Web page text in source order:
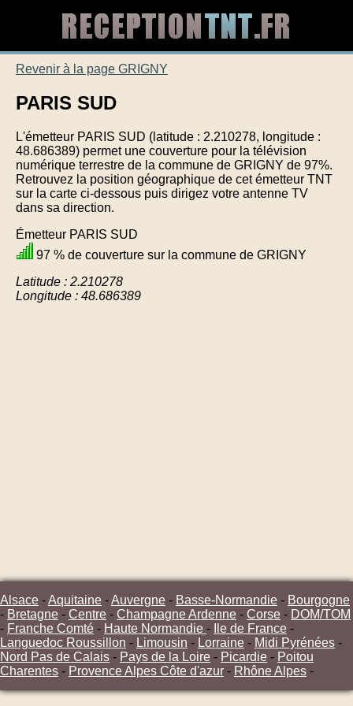
Revenir à la page GRIGNY
PARIS SUD
L'émetteur PARIS SUD (latitude : 2.210278, longitude :
48.686389) permet une couverture pour la télévision
numérique terrestre de la commune de GRIGNY de 97%.
Retrouvez la position géographique de cet émetteur TNT
sur la carte ci-dessous puis dirigez votre antenne TV
dans sa direction.
Émetteur PARIS SUD
97 % de couverture sur la commune de GRIGNY
Latitude : 2.210278
Longitude : 48.686389
Alsace -Aquitaine -Auvergne - Basse-Normandie - Bourgogne
- Bretagne - Centre - Champagne Ardenne - Corse - DOM/TOM
- Franche Comté - Haute Normandie - Ile de France -
Languedoc Roussillon - Limousin - Lorraine - Midi Pyrénées -
Nord Pas de Calais - Pays de la Loire - Picardie - Poitou
Charentes - Provence Alpes Côte d'azur - Rhône Alpes -